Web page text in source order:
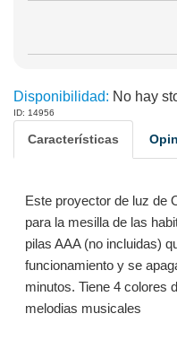
Disponibilidad: No hay
ID: 14956
Características
Este proyector de luz de
para la mesilla de las
pilas AAA (no incluidas)
funcionamiento y se
minutos. Tiene 4 colores
melodias musicales